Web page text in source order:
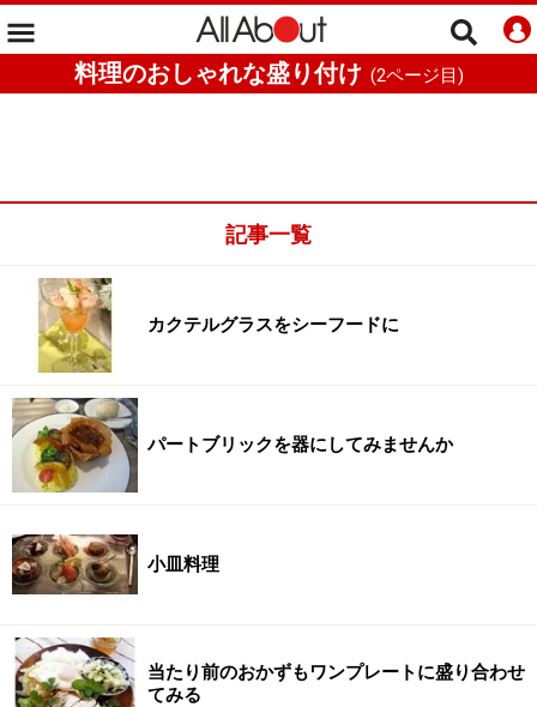
料理のおしゃれな盛り付け (2ページ目)
記事一覧
カクテルグラスをシーフードに
パートブリックを器にしてみませんか
小皿料理
当たり前のおかずもワンプレートに盛り合わせ
てみる